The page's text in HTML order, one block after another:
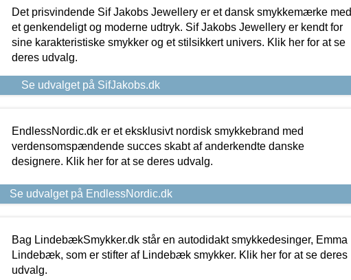
Det prisvindende Sif Jakobs Jewellery er et dansk smykkemærke med
et genkendeligt og moderne udtryk. Sif Jakobs Jewellery er kendt for
sine karakteristiske smykker og et stilsikkert univers. Klik her for at se
deres udvalg.
Se udvalget på SifJakobs.dk
EndlessNordic.dk er et eksklusivt nordisk smykkebrand med
verdensomspændende succes skabt af anderkendte danske
designere. Klik her for at se deres udvalg.
Se udvalget på EndlessNordic.dk
Bag LindebækSmykker.dk står en autodidakt smykkedesinger, Emma
Lindebæk, som er stifter af Lindebæk smykker. Klik her for at se deres
udvalg.